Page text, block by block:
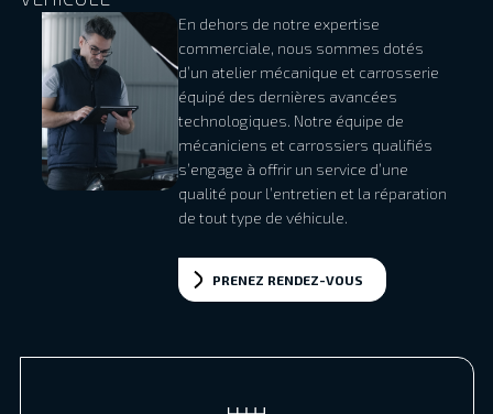
En dehors de notre expertise
commerciale, nous sommes dotés
d’un atelier mécanique et carrosserie
équipé des dernières avancées
technologiques. Notre équipe de
mécaniciens et carrossiers qualifiés
s’engage à offrir un service d’une
qualité pour l’entretien et la réparation
de tout type de véhicule.
PRENEZ RENDEZ-VOUS